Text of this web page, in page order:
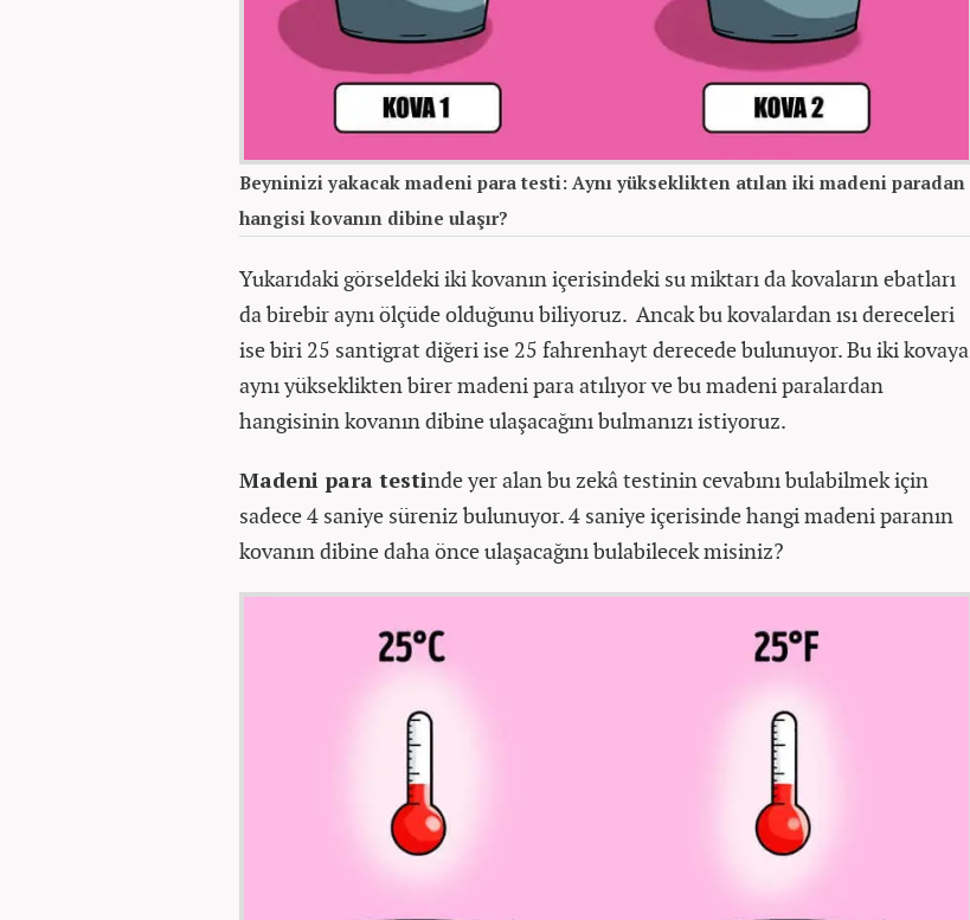
Beyninizi yakacak madeni para testi: Aynı yükseklikten atılan iki madeni paradan
hangisi kovanın dibine ulaşır?
Yukarıdaki görseldeki iki kovanın içerisindeki su miktarı da kovaların ebatları
da birebir aynı ölçüde olduğunu biliyoruz. Ancak bu kovalardan ısı dereceleri
ise biri 25 santigrat diğeri ise 25 fahrenhayt derecede bulunuyor. Bu iki kovaya
aynı yükseklikten birer madeni para atılıyor ve bu madeni paralardan
hangisinin kovanın dibine ulaşacağını bulmanızı istiyoruz.
Madeni para testinde yer alan bu zekâ testinin cevabını bulabilmek için
sadece 4 saniye süreniz bulunuyor. 4 saniye içerisinde hangi madeni paranın
kovanın dibine daha önce ulaşacağını bulabilecek misiniz?